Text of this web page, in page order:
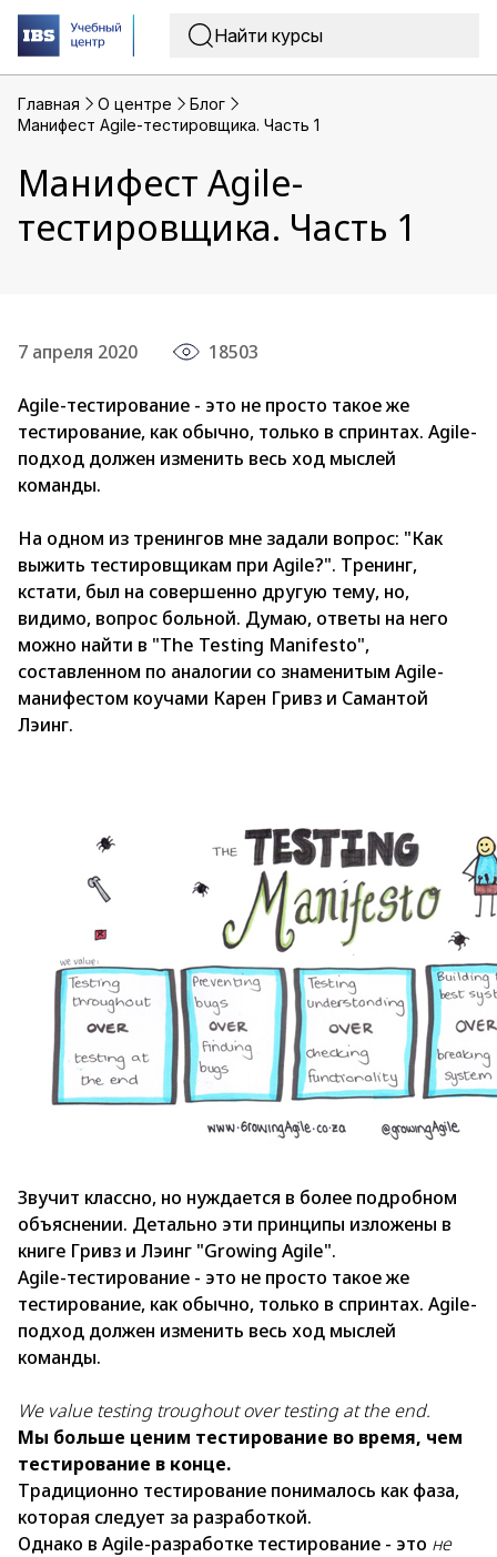
Главная O центре
Блог
Манифест Agile-тестировщика. Часть 1
Манифест Agile-
тестировщика. Часть 1
7 апреля 2020 18503
Agile-тестирование - это не просто такое же
тестирование, как обычно, только в спринтах. Agile-
подход должен изменить весь ход мыслей
команды.
На одном из тренингов мне задали вопрос: "Как
выжить тестировщикам при Agile?". Тренинг,
кстати, был на совершенно другую тему, но,
видимо, вопрос больной. Думаю, ответы на него
можно найти в "The Testing Manifesto",
составленном по аналогии со знаменитым Agile-
манифестом коучами Карен Гривз и Самантой
Лэинг.
Звучит классно, но нуждается в более подробном
объяснении. Детально эти принципы изложены в
книге Гривз и Лэинг "Growing Agile".
Agile-тестирование - это не просто такое же
тестирование, как обычно, только в спринтах. Agile-
подход должен изменить весь ход мыслей
команды.
We value testing troughout over testing at the end.
Мы больше ценим тестирование во время, чем
тестирование в конце.
Традиционно тестирование понималось как фаза,
которая следует за разработкой.
Однако в Agile-разработке тестирование - это не